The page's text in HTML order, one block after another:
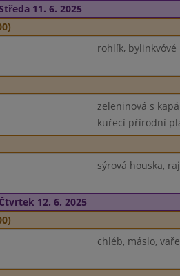
11. 6. 2025
rohlík, bylinkvóvé
zeleninová s
kuřecí přírodní
sýrová houska,
Čtvrtek 12. 6. 2025
chléb, máslo,